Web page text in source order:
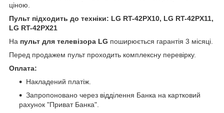
ціною.
Пульт підходить до техніки: LG RT-42PX10, LG RT-42PX11,
LG RT-42PX21
На пульт для телевізора LG поширюється гарантія 3 місяці.
Перед продажем пульт проходить комплексну перевірку.
Оплата:
Накладений платіж.
Запропоновано через відділення Банка на картковий
рахунок "Приват Банка".